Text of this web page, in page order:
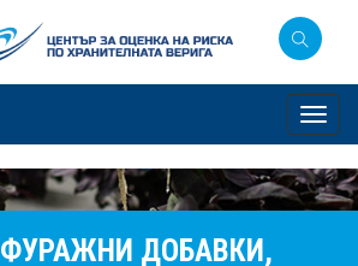
ФУРАЖНИ ДОБАВКИ,